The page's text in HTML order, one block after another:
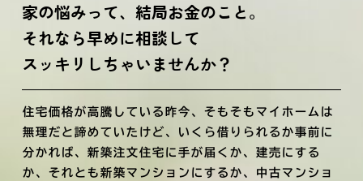
家の悩みって、結局お金のこと。
それなら早めに相談して
スッキリしちゃいませんか？
住宅価格が高騰している昨今、そもそもマイホームは
無理だと諦めていたけど、いくら借りられるか事前に
分かれば、新築注文住宅に手が届くか、建売にする
か、それとも新築マンションにするか、中古マンショ